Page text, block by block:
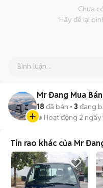
Mr Đang Mua
18 đã bán 3 đang
Hoạt động 2
Chưa
Hãy để lại
Tin rao khác của Mr